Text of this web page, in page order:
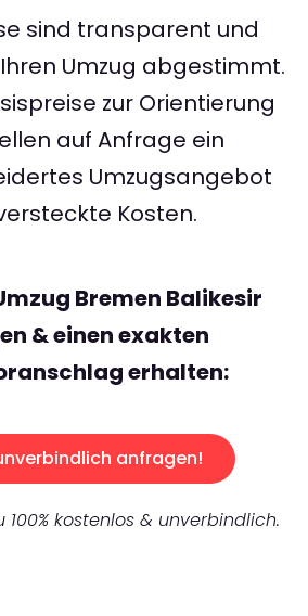
sind transparent und
Umzug abgestimmt.
zur Orientierung
auf Anfrage ein
Umzugsangebot
Kosten.
Bremen Balikesir
& einen exakten
erhalten:
anfragen!
kostenlos & unverbindlich.